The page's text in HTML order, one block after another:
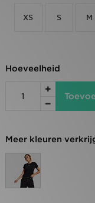
XS S M
Hoeveelheid
Meer kleuren